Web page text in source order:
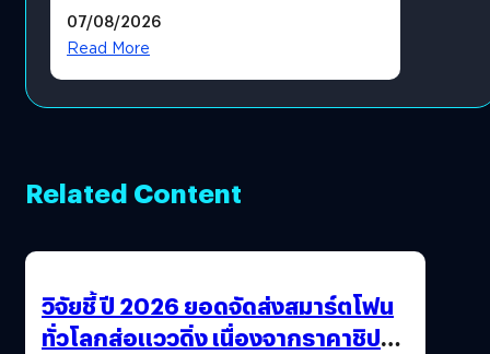
07/08/2026
Read More
Related Content
วิจัยชี้ ปี 2026 ยอดจัดส่งสมาร์ตโฟน
ทั่วโลกส่อแววดิ่ง เนื่องจากราคาชิป